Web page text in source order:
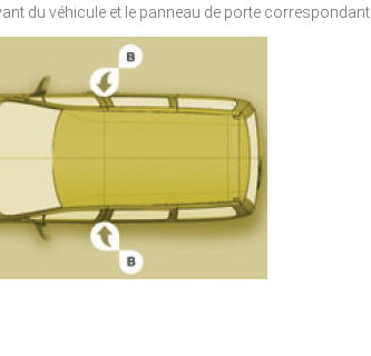
du véhicule et le panneau de porte correspondant.